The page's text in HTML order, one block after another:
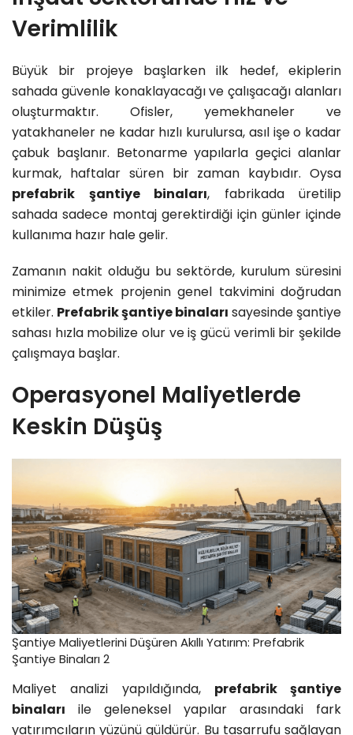
Verimlilik
Büyük bir projeye başlarken ilk hedef, ekiplerin
sahada güvenle konaklayacağı ve çalışacağı alanları
oluşturmaktır. Ofisler, yemekhaneler ve
yatakhaneler ne kadar hızlı kurulursa, asıl işe o kadar
çabuk başlanır. Betonarme yapılarla geçici alanlar
kurmak, haftalar süren bir zaman kaybıdır. Oysa
prefabrik şantiye binaları, fabrikada üretilip
sahada sadece montaj gerektirdiği için günler içinde
kullanıma hazır hale gelir.
Zamanın nakit olduğu bu sektörde, kurulum süresini
minimize etmek projenin genel takvimini doğrudan
etkiler. Prefabrik şantiye binaları sayesinde şantiye
sahası hızla mobilize olur ve iş gücü verimli bir şekilde
çalışmaya başlar.
Operasyonel Maliyetlerde
Keskin Düşüş
Şantiye Maliyetlerini Düşüren Akıllı Yatırım: Prefabrik
Şantiye Binaları 2
Maliyet analizi yapıldığında, prefabrik şantiye
binaları ile geleneksel yapılar arasındaki fark
yatırımcıların yüzünü güldürür. Bu tasarrufu sağlayan